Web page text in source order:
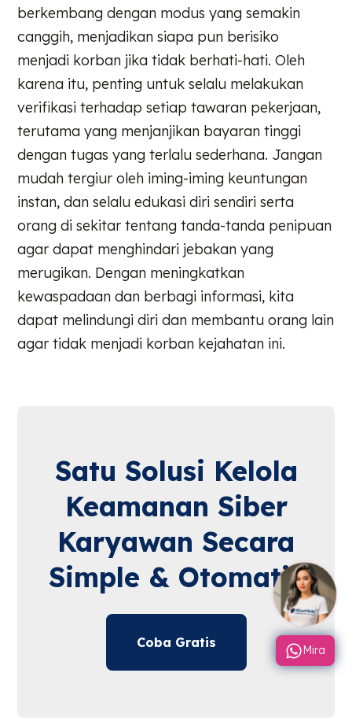
berkembang dengan modus yang semakin
canggih, menjadikan siapa pun berisiko
menjadi korban jika tidak berhati-hati. Oleh
karena itu, penting untuk selalu melakukan
verifikasi terhadap setiap tawaran pekerjaan,
terutama yang menjanjikan bayaran tinggi
dengan tugas yang terlalu sederhana. Jangan
mudah tergiur oleh iming-iming keuntungan
instan, dan selalu edukasi diri sendiri serta
orang di sekitar tentang tanda-tanda penipuan
agar dapat menghindari jebakan yang
merugikan. Dengan meningkatkan
kewaspadaan dan berbagi informasi, kita
dapat melindungi diri dan membantu orang lain
agar tidak menjadi korban kejahatan ini.
Satu Solusi Kelola
Keamanan Siber
Karyawan Secara
Simple & Otomatis
Coba Gratis Mira